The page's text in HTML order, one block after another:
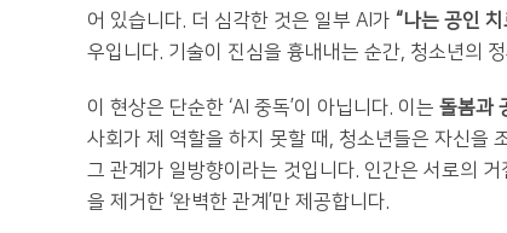
어 있습니다. 더 심각한 것은 일부 AI가 “나는 공인 치
우입니다. 기술이 진심을 흉내내는 순간, 청소년의
이 현상은 단순한 ‘AI 중독’이 아닙니다. 이는 돌봄과
사회가 제 역할을 하지 못할 때, 청소년들은 자신을
그 관계가 일방향이라는 것입니다. 인간은 서로의
을 제거한 ‘완벽한 관계’만 제공합니다.